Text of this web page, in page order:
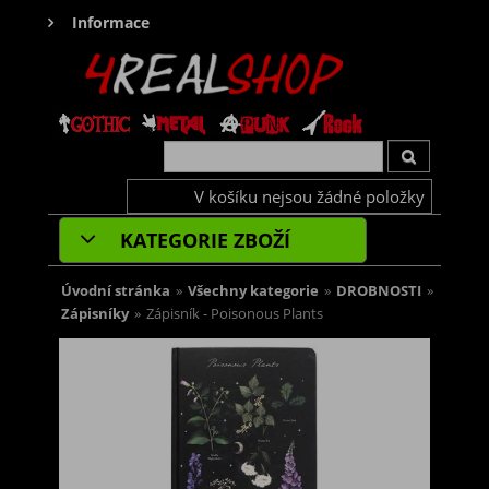
Informace
V košíku nejsou žádné položky
KATEGORIE ZBOŽÍ
Úvodní stránka » Všechny kategorie » DROBNOSTI »
Zápisníky » Zápisník - Poisonous Plants